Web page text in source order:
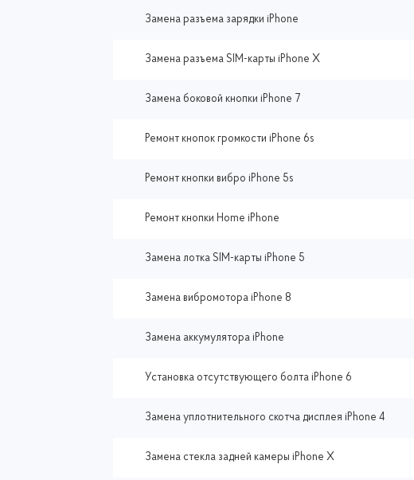
Замена разъема зарядки iPhone
Замена разъема SIM-карты iPhone X
Замена боковой кнопки iPhone 7
Ремонт кнопок громкости iPhone 6s
Ремонт кнопки вибро iPhone 5s
Ремонт кнопки Home iPhone
Замена лотка SIM-карты iPhone 5
Замена вибромотора iPhone 8
Замена аккумулятора iPhone
Установка отсутствующего болта iPhone 6
Замена уплотнительного скотча дисплея iPhone 4
Замена стекла задней камеры iPhone X